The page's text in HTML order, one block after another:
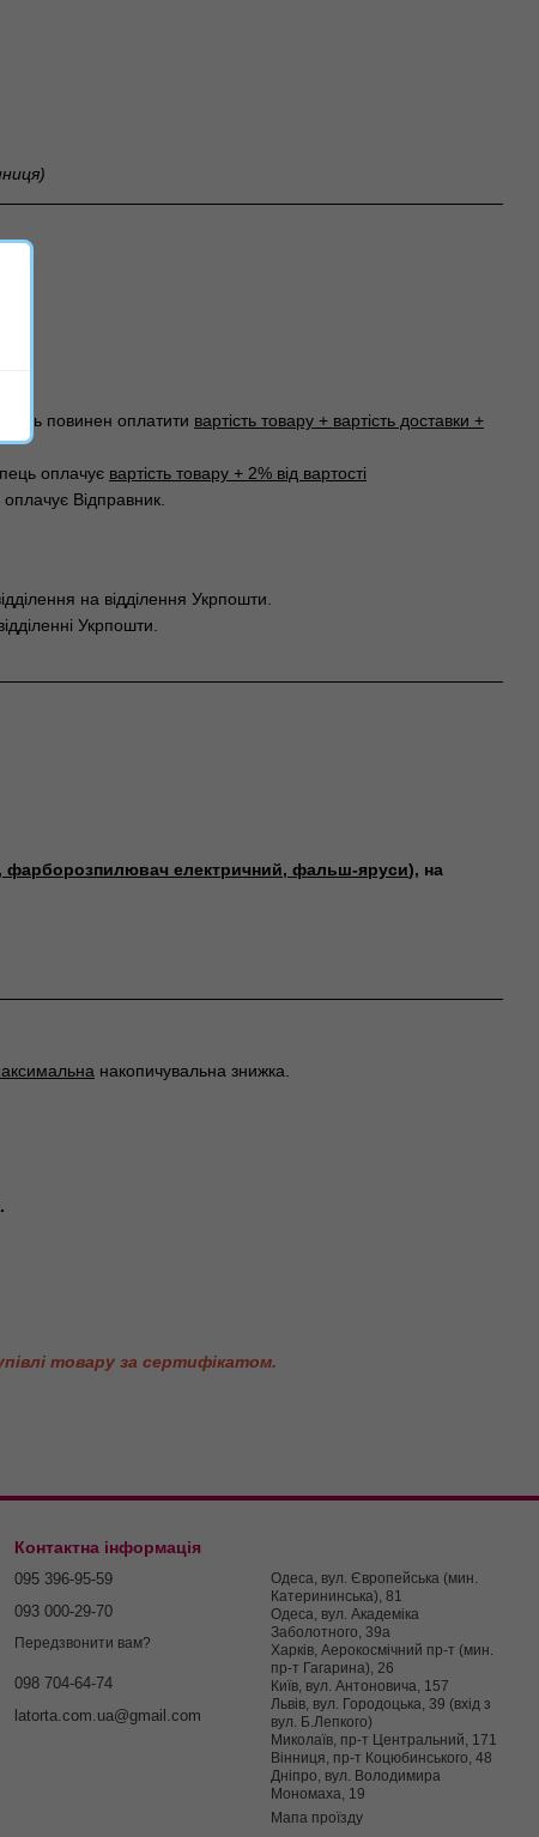
повинен оплатити вартість товару + вартість доставки +
оплачує вартість товару + 2% від вартості
оплачує Відправник.
на відділення Укрпошти.
Укрпошти.
фарборозпилювач електричний, фальш-яруси), на
накопичувальна знижка.
товару за сертифікатом.
Контактна інформація
095 396-95-59
093 000-29-70
Передзвонити вам?
098 704-64-74
latorta.com.ua@gmail.com
Одеса, вул. Європейська (мин.
Катерининська), 81
Одеса, вул. Академіка
Заболотного, 39а
Харків, Аерокосмічний пр-т (мин.
пр-т Гагарина), 26
Київ, вул. Антоновича, 157
Львів, вул. Городоцька, 39 (вхід з
вул. Б.Лепкого)
Миколаїв, пр-т Центральний, 171
Вінниця, пр-т Коцюбинського, 48
Дніпро, вул. Володимира
Мономаха, 19
Мапа проїзду